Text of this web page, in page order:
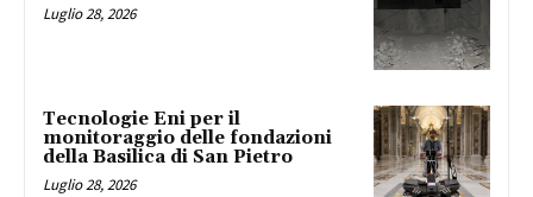
Luglio 28, 2026
Tecnologie Eni per il
monitoraggio delle fondazioni
della Basilica di San Pietro
Luglio 28, 2026